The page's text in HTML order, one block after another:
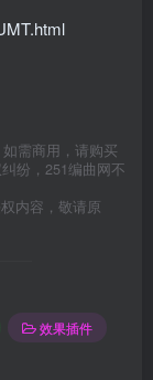
需商用，请购买
纷，251编曲网不
内容，敬请原
效果插件